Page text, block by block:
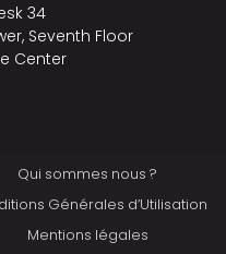
34
Seventh Floor
Center
Qui sommes nous ?
Générales d’Utilisation
Mentions légales